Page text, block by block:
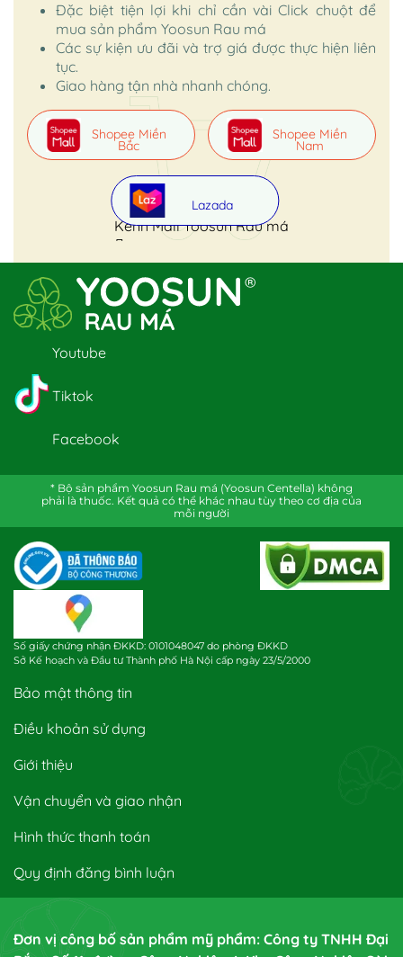
Đặc biệt tiện lợi khi chỉ cần vài Click chuột để
mua sản phẩm Yoosun Rau má
Các sự kiện ưu đãi và trợ giá được thực hiện liên
tục.
Giao hàng tận nhà nhanh chóng.
Kênh Mall Yoosun Rau má
Shopee Miền
Bắc
Shopee Miền
Nam
Lazada
Youtube
Tiktok
Facebook
* Bộ sản phẩm Yoosun Rau má (Yoosun Centella) không
phải là thuốc. Kết quả có thể khác nhau tùy theo cơ địa của
mỗi người
Số giấy chứng nhận ĐKKD: 0101048047 do phòng ĐKKD
Sở Kế hoạch và Đầu tư Thành phố Hà Nội cấp ngày 23/5/2000
Bảo mật thông tin
Điều khoản sử dụng
Giới thiệu
Vận chuyển và giao nhận
Hình thức thanh toán
Quy định đăng bình luận
Đơn vị công bố sản phẩm mỹ phẩm: Công ty TNHH Đại